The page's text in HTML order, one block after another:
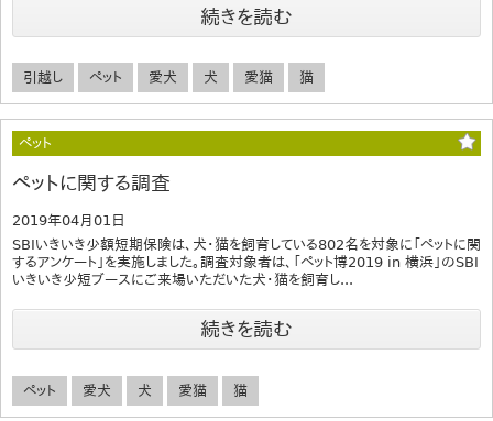
続きを読む
引越し ペット 愛犬 犬 愛猫 猫
ペット
ペットに関する調査
2019年04月01日
SBIいきいき少額短期保険は、犬・猫を飼育している802名を対象に「ペットに関
するアンケート」を実施しました。調査対象者は、「ペット博2019 in 横浜」のSBI
いきいき少短ブースにご来場いただいた犬・猫を飼育し...
続きを読む
ペット 愛犬 犬 愛猫 猫